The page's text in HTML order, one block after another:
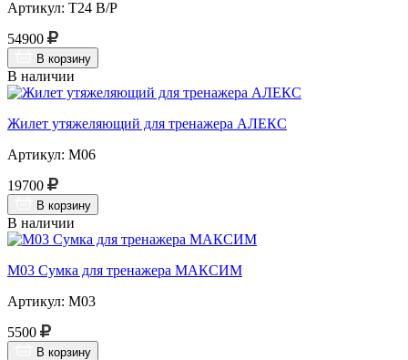
Артикул: Т24 В/Р
54900
В корзину
В наличии
Жилет утяжеляющий для тренажера АЛЕКС
Артикул: М06
19700
В корзину
В наличии
М03 Сумка для тренажера МАКСИМ
Артикул: М03
5500
В корзину